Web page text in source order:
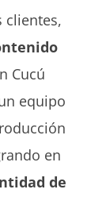
clientes,
Cucú
equipo
en
de